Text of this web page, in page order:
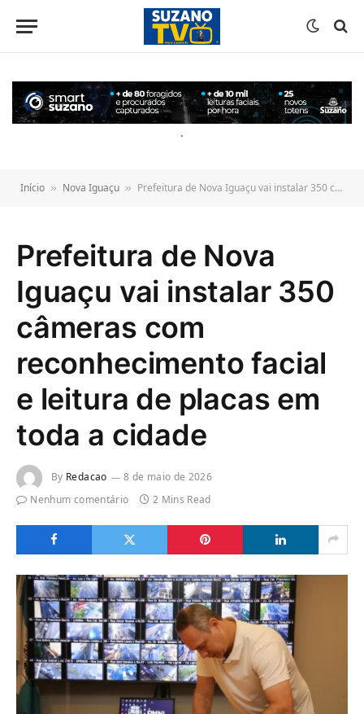
conteúdo
.
Início » Nova Iguaçu » Prefeitura de Nova Iguaçu vai instalar 350 câmeras com reconhecimento facial e leitura de placas em toda a cidade
Prefeitura de Nova
Iguaçu vai instalar 350
câmeras com
reconhecimento facial
e leitura de placas em
toda a cidade
By Redacao
8 de maio de 2026
Nenhum comentário
2 Mins Read